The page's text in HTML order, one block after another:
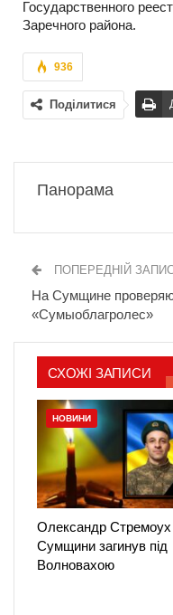
Государственного
Заречного района.
936
Поділитися
Панорама
ПОПЕРЕДНІЙ
На Сумщине
«Сумыоблагролес»
СХОЖІ ЗАПИСИ
НОВИНИ
Олександр Стремоух
Сумщини загинув під
Волновахою